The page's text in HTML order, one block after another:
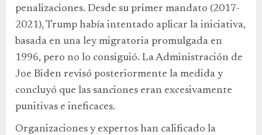
penalizaciones. Desde su primer mandato (2017-
2021), Trump había intentado aplicar la iniciativa,
basada en una ley migratoria promulgada en
1996, pero no lo consiguió. La Administración de
Joe Biden revisó posteriormente la medida y
concluyó que las sanciones eran excesivamente
punitivas e ineficaces.
Organizaciones y expertos han calificado la